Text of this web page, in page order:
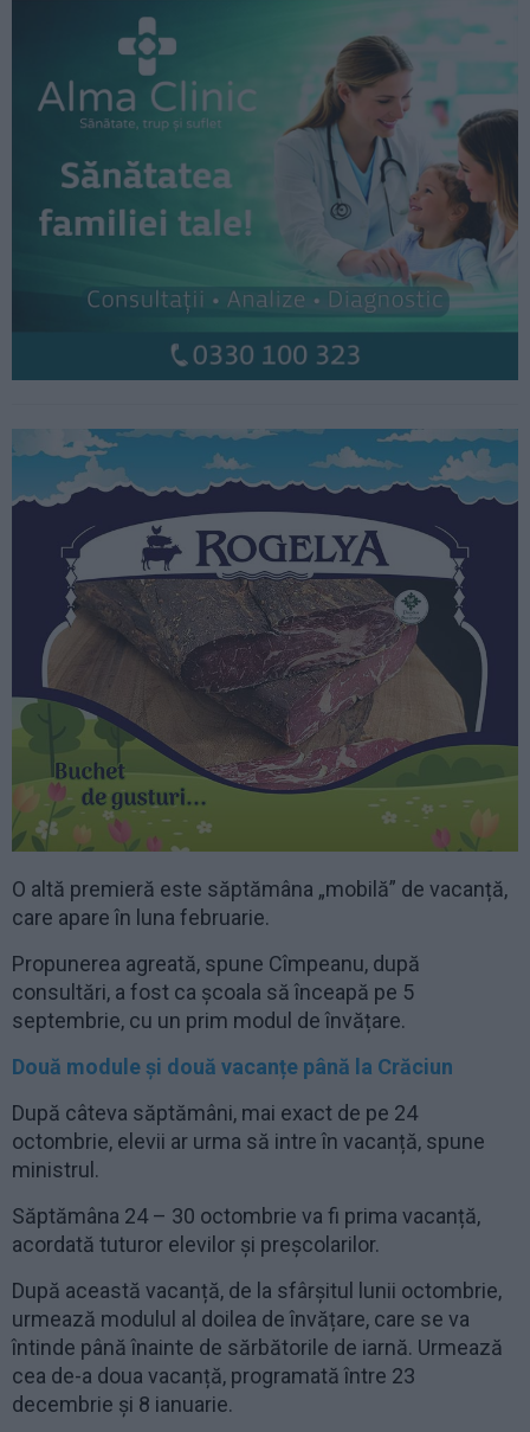
O altă premieră este săptămâna „mobilă” de vacanță,
care apare în luna februarie.
Propunerea agreată, spune Cîmpeanu, după
consultări, a fost ca școala să înceapă pe 5
septembrie, cu un prim modul de învățare.
Două module și două vacanțe până la Crăciun
După câteva săptămâni, mai exact de pe 24
octombrie, elevii ar urma să intre în vacanță, spune
ministrul.
Săptămâna 24 – 30 octombrie va fi prima vacanță,
acordată tuturor elevilor și preșcolarilor.
După această vacanță, de la sfârșitul lunii octombrie,
urmează modulul al doilea de învățare, care se va
întinde până înainte de sărbătorile de iarnă. Urmează
cea de-a doua vacanță, programată între 23
decembrie și 8 ianuarie.